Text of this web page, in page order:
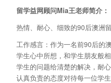
留学益网顾问Mia王老师简介：
热情、耐心、细致的90后澳洲
工作感言：作为一名前90后的
学生心中所想，和学生朋友般
学生的问题给清楚的解决，耐
认真负责的态度对待每一位学